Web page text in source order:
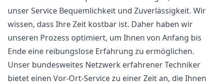
unser Service Bequemlichkeit und Zuverlässigkeit. Wir
wissen, dass Ihre Zeit kostbar ist. Daher haben wir
unseren Prozess optimiert, um Ihnen von Anfang bis
Ende eine reibungslose Erfahrung zu ermöglichen.
Unser bundesweites Netzwerk erfahrener Techniker
bietet einen Vor-Ort-Service zu einer Zeit an, die Ihnen